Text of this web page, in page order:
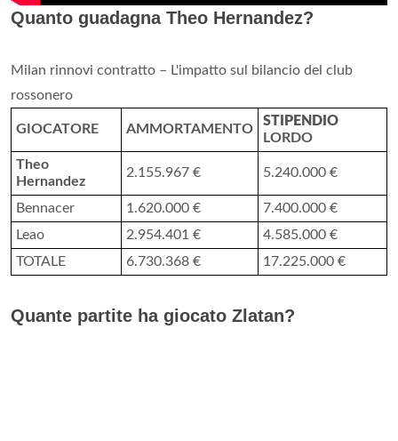
Quanto guadagna Theo Hernandez?
Milan rinnovi contratto – L'impatto sul bilancio del club
rossonero
GIOCATORE AMMORTAMENTO
STIPENDIO
LORDO
Theo
Hernandez
2.155.967 € 5.240.000 €
Bennacer 1.620.000 €
7.400.000 €
Leao
2.954.401 €
4.585.000 €
TOTALE
6.730.368 € 17.225.000 €
Quante partite ha giocato Zlatan?